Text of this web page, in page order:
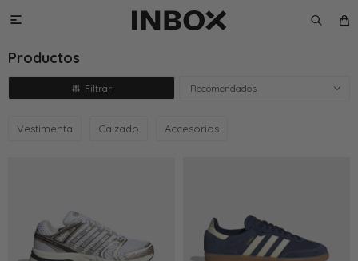

Productos
Recomendados
Vestimenta Calzado Accesorios